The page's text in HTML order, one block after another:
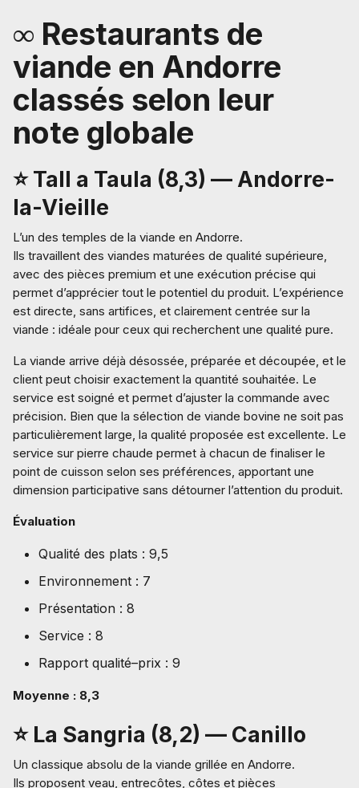
∞ Restaurants de
viande en Andorre
classés selon leur
note globale
⭐ Tall a Taula (8,3) — Andorre-
la-Vieille
L’un des temples de la viande en Andorre.
Ils travaillent des viandes maturées de qualité supérieure,
avec des pièces premium et une exécution précise qui
permet d’apprécier tout le potentiel du produit. L’expérience
est directe, sans artifices, et clairement centrée sur la
viande : idéale pour ceux qui recherchent une qualité pure.
La viande arrive déjà désossée, préparée et découpée, et le
client peut choisir exactement la quantité souhaitée. Le
service est soigné et permet d’ajuster la commande avec
précision. Bien que la sélection de viande bovine ne soit pas
particulièrement large, la qualité proposée est excellente. Le
service sur pierre chaude permet à chacun de finaliser le
point de cuisson selon ses préférences, apportant une
dimension participative sans détourner l’attention du produit.
Évaluation
Qualité des plats : 9,5
Environnement : 7
Présentation : 8
Service : 8
Rapport qualité–prix : 9
Moyenne : 8,3
⭐ La Sangria (8,2) — Canillo
Un classique absolu de la viande grillée en Andorre.
Ils proposent veau, entrecôtes, côtes et pièces